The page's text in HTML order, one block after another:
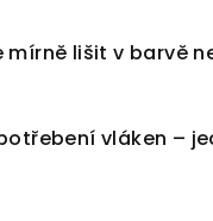
mírně lišit v barvě
vláken –